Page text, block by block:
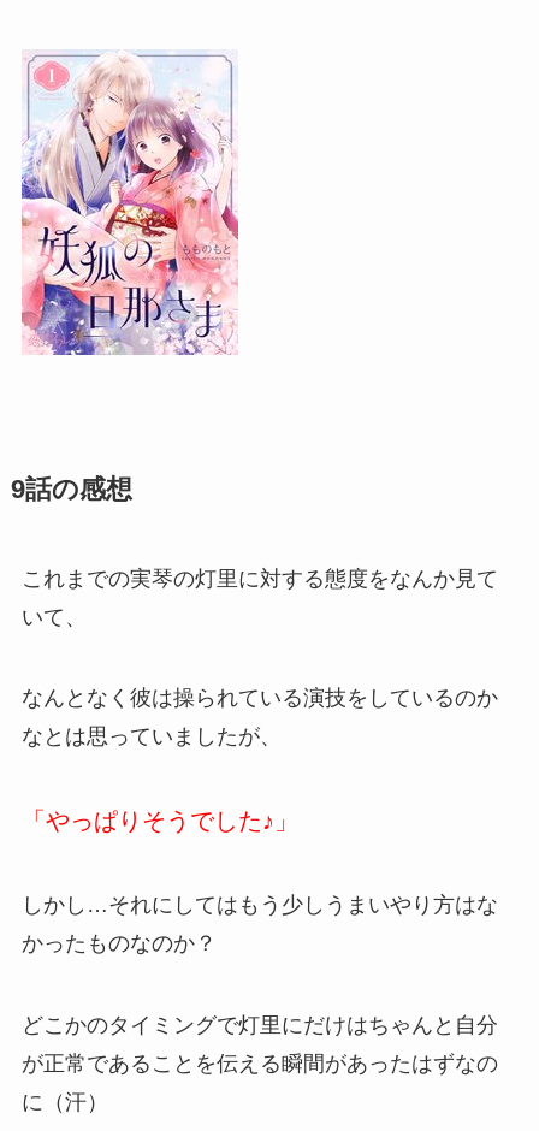
9話の感想
これまでの実琴の灯里に対する態度をなんか見て
いて、
なんとなく彼は操られている演技をしているのか
なとは思っていましたが、
「やっぱりそうでした♪」
しかし…それにしてはもう少しうまいやり方はな
かったものなのか？
どこかのタイミングで灯里にだけはちゃんと自分
が正常であることを伝える瞬間があったはずなの
に（汗）